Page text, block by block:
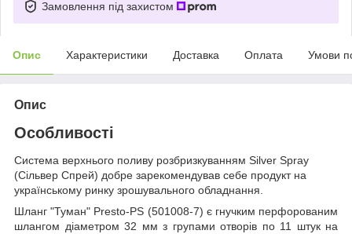
Замовлення під захистом
Опис Характеристики Доставка Оплата Умови
Опис
Особливості
Система верхнього поливу розбризкуванням Silver Spray
(Сільвер Спрей) добре зарекомендував себе продукт на
українському ринку зрошувального обладнання.
Шланг "Туман" Presto-PS (501008-7) є гнучким перфорованим
шлангом діаметром 32 мм з групами отворів по 11 штук на